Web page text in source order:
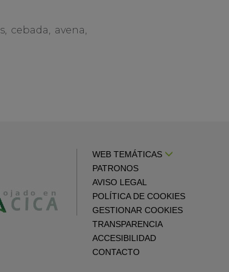
cebada, avena,
WEB TEMÁTICAS
PATRONOS
AVISO LEGAL
POLÍTICA DE COOKIES
GESTIONAR COOKIES
TRANSPARENCIA
ACCESIBILIDAD
CONTACTO